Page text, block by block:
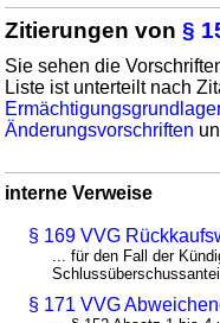
Zitierungen von§
Sie sehen die
Liste ist unterteilt nach
Änderungsvorschriften
interne Verweise
§ 169 VVG
... für den Fall der
§ 171 VVG